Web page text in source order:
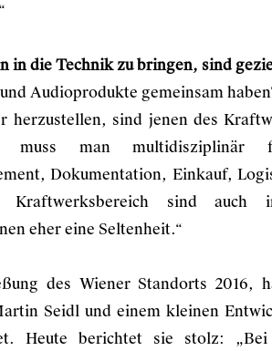
in die Technik zu bringen, sind
Audioprodukte gemeinsam
herzustellen, sind jenen des
muss man multidisziplinär
Dokumentation, Einkauf,
sind auch
eher eine Seltenheit.“
des Wiener Standorts 2016,
Seidl und einem kleinen
Heute berichtet sie stolz: